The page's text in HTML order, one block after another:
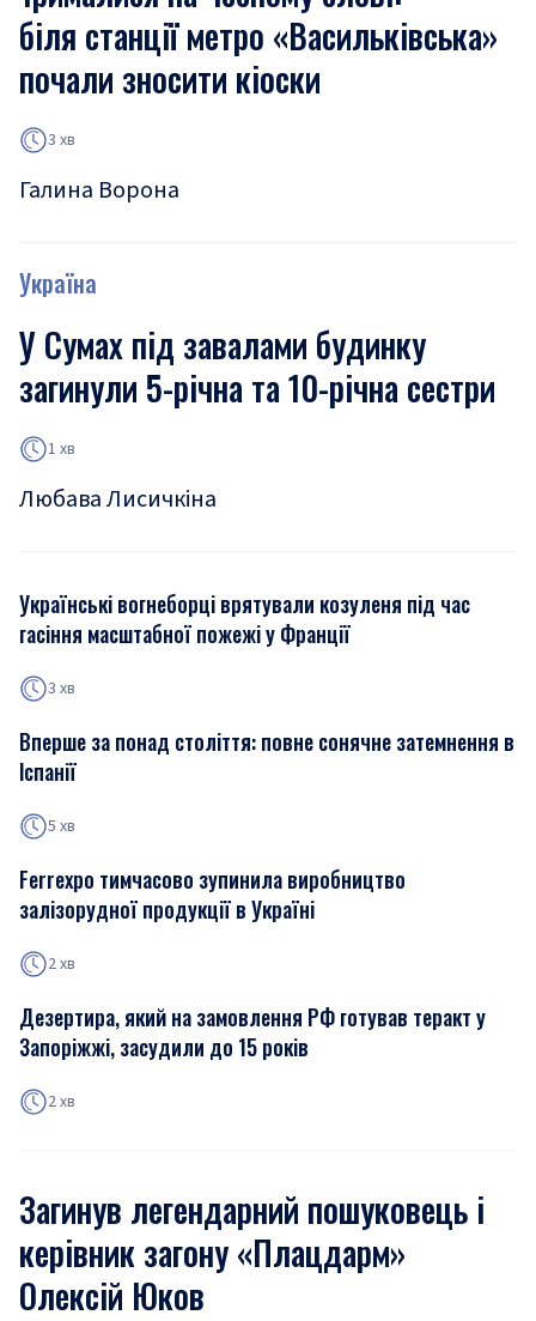
біля станції метро «Васильківська»
почали зносити кіоски
3 хв
Галина Ворона
Україна
У Сумах під завалами будинку
загинули 5-річна та 10-річна сестри
1 хв
Любава Лисичкіна
Українські вогнеборці врятували козуленя під час
гасіння масштабної пожежі у Франції
3 хв
Вперше за понад століття: повне сонячне затемнення в
Іспанії
5 хв
Ferrexpo тимчасово зупинила виробництво
залізорудної продукції в Україні
2 хв
Дезертира, який на замовлення РФ готував теракт у
Запоріжжі, засудили до 15 років
2 хв
Загинув легендарний пошуковець і
керівник загону «Плацдарм»
Олексій Юков